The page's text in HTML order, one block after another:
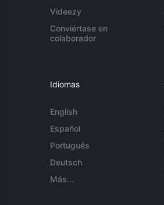
Videezy
Conviértase en
colaborador
Idiomas
English
Español
Português
Deutsch
Más...